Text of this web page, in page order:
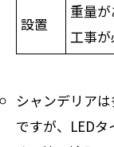
設置
重量
工事
シャンデリア
ですが、LED